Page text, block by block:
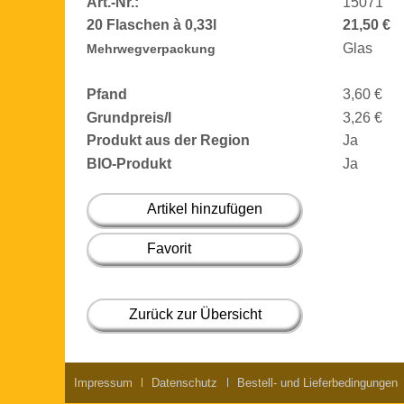
20 Flaschen à 0,33l
21,50 €
Mehrwegverpackung Glas
Pfand
3,60 €
Grundpreis/l
3,26 €
Produkt aus der Region
Ja
BIO-Produkt
Ja
Artikel hinzufügen
Favorit
Zurück zur Übersicht
Impressum Datenschutz Bestell- und Lieferbedingungen